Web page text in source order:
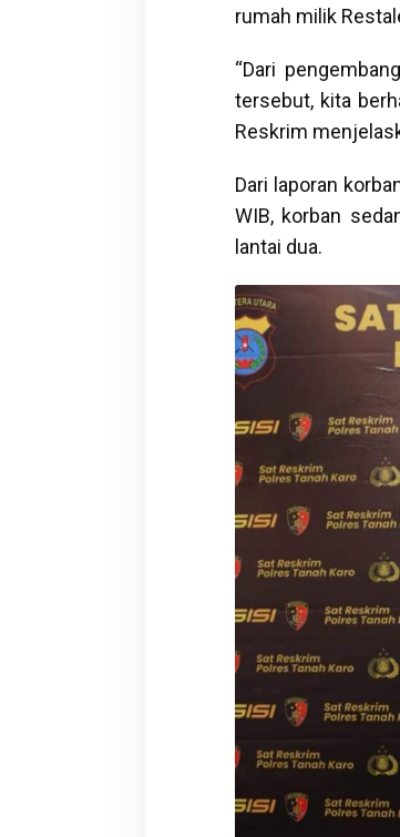
rumah milik
“Dari
tersebut, kita
Reskrim
Dari laporan
WIB, korban
lantai dua.